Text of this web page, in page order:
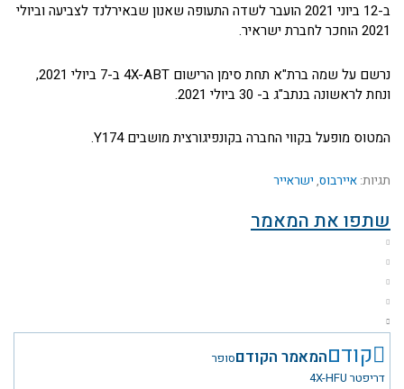
ב-12 ביוני 2021 הועבר לשדה התעופה שאנון שבאירלנד לצביעה וביולי
2021 הוחכר לחברת ישראיר.
נרשם על שמה ברת"א תחת סימן הרישום 4X-ABT ב-7 ביולי 2021,
ונחת לראשונה בנתב"ג ב- 30 ביולי 2021.
המטוס מופעל בקווי החברה בקונפיגורצית מושבים Y174.
תגיות: איירבוס, ישראייר
שתפו את המאמר
קודםהמאמר הקודםסופר
דריפטר 4X-HFU